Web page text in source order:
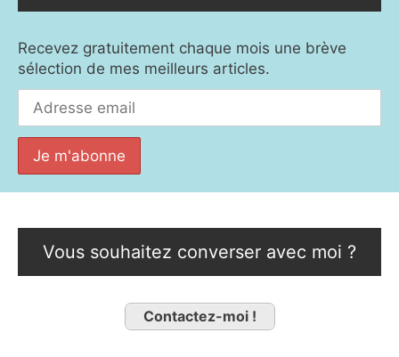
Recevez gratuitement chaque mois une brève
sélection de mes meilleurs articles.
Vous souhaitez converser avec moi ?
Contactez-moi !